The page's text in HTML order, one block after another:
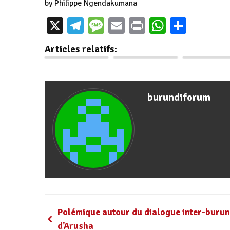
by Philippe Ngendakumana
X Telegram
Message
EmailPrintWhatsApp
Articles relatifs:
Burundi :
Excellence en
Shingiro Albert…
Burundi : Shingiro
burundiforum
Polémique autour du dialogue inter-
d’Arusha